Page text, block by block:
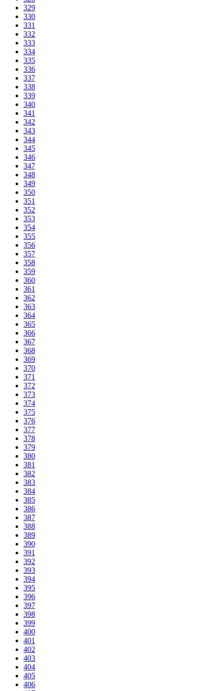
329
330
331
332
333
334
335
336
337
338
339
340
341
342
343
344
345
346
347
348
349
350
351
352
353
354
355
356
357
358
359
360
361
362
363
364
365
366
367
368
369
370
371
372
373
374
375
376
377
378
379
380
381
382
383
384
385
386
387
388
389
390
391
392
393
394
395
396
397
398
399
400
401
402
403
404
405
406